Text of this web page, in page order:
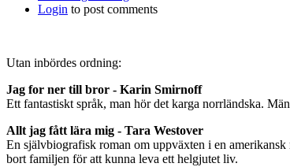
Login to post comments
Utan inbördes ordning:
Jag for ner till bror - Karin Smirnoff
Ett fantastiskt språk, man hör det karga norrländska.
Allt jag fått lära mig - Tara Westover
En självbiografisk roman om uppväxten i en
bort familjen för att kunna leva ett helgjutet liv.